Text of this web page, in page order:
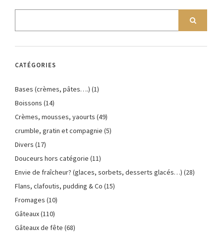
CATÉGORIES
Bases (crèmes, pâtes….) (1)
Boissons (14)
Crèmes, mousses, yaourts (49)
crumble, gratin et compagnie (5)
Divers (17)
Douceurs hors catégorie (11)
Envie de fraîcheur? (glaces, sorbets, desserts glacés…) (28)
Flans, clafoutis, pudding & Co (15)
Fromages (10)
Gâteaux(110)
Gâteaux de fête (68)